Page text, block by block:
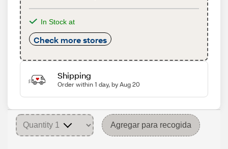
In Stock at
Check more stores
Shipping
Order within 1 day, by Aug 20
Agregar para recogida